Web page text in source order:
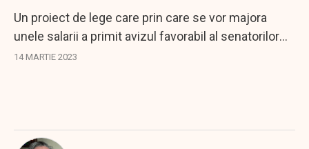
Un proiect de lege care prin care se vor majora
unele salarii a primit avizul favorabil al senatorilor
urmează să ajungă și pe masa de lucru a
14 MARTIE 2023